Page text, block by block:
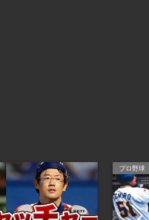
プロ野球